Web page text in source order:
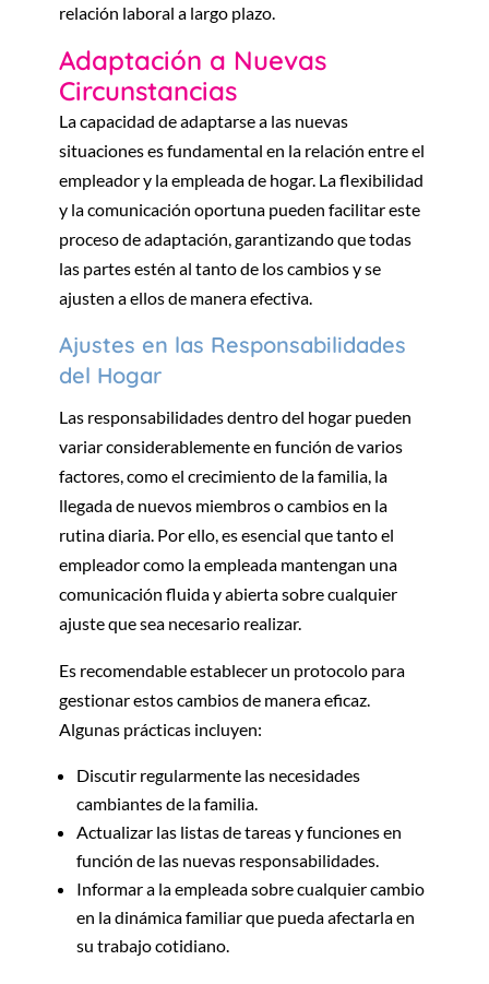
relación laboral a largo plazo.
Adaptación a Nuevas
Circunstancias
La capacidad de adaptarse a las nuevas
situaciones es fundamental en la relación entre el
empleador y la empleada de hogar. La flexibilidad
y la comunicación oportuna pueden facilitar este
proceso de adaptación, garantizando que todas
las partes estén al tanto de los cambios y se
ajusten a ellos de manera efectiva.
Ajustes en las Responsabilidades
del Hogar
Las responsabilidades dentro del hogar pueden
variar considerablemente en función de varios
factores, como el crecimiento de la familia, la
llegada de nuevos miembros o cambios en la
rutina diaria. Por ello, es esencial que tanto el
empleador como la empleada mantengan una
comunicación fluida y abierta sobre cualquier
ajuste que sea necesario realizar.
Es recomendable establecer un protocolo para
gestionar estos cambios de manera eficaz.
Algunas prácticas incluyen:
Discutir regularmente las necesidades
cambiantes de la familia.
Actualizar las listas de tareas y funciones en
función de las nuevas responsabilidades.
Informar a la empleada sobre cualquier cambio
en la dinámica familiar que pueda afectarla en
su trabajo cotidiano.